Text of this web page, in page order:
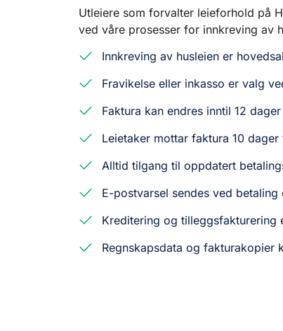
Utleiere som forvalter leieforhold på
ved våre prosesser for innkreving av
Innkreving av husleien er
Fravikelse eller inkasso er valg
Faktura kan endres inntil 12
Leietaker mottar faktura 10
Alltid tilgang til oppdatert
E-postvarsel sendes ved betaling
Kreditering og tilleggsfakturering
Regnskapsdata og fakturakopier